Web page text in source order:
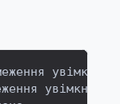
увімкнено
увімкнено